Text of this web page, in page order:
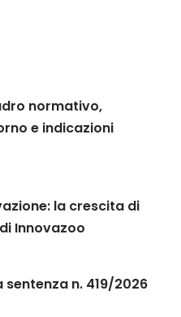
normativo,
e indicazioni
la crescita di
Innovazoo
n. 419/2026